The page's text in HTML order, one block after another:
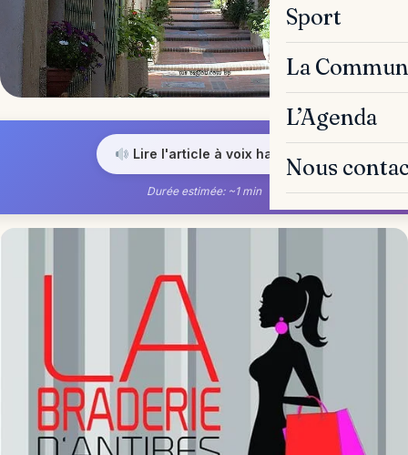
Sport
La
L’Agenda
Nous
Lire l'article à voix haute
Durée estimée: ~1 min